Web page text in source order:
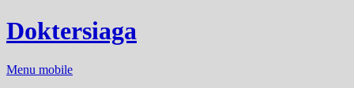
Doktersiaga
Menu mobile